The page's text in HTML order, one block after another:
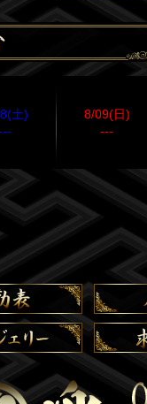
土)
8/09(日)
---